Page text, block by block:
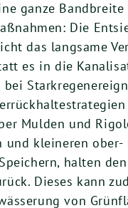
ganze Bandbreite
Die
das langsame
es in die
Mulden und
und kleineren ober-
halten
Dieses kann
von